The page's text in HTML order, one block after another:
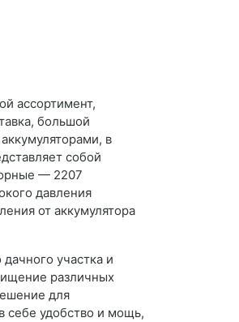
ассортимент,
большой
в
собой
— 2207
давления
от аккумулятора
участка и
различных
для
себе удобство и мощь,